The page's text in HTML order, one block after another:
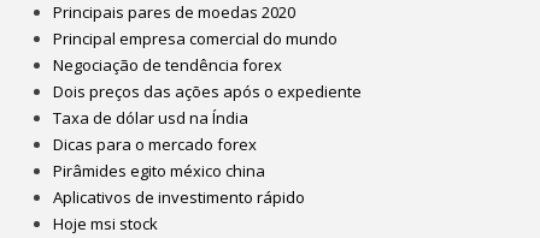
Principais pares de moedas 2020
Principal empresa comercial do mundo
Negociação de tendência forex
Dois preços das ações após o expediente
Taxa de dólar usd na Índia
Dicas para o mercado forex
Pirâmides egito méxico china
Aplicativos de investimento rápido
Hoje msi stock